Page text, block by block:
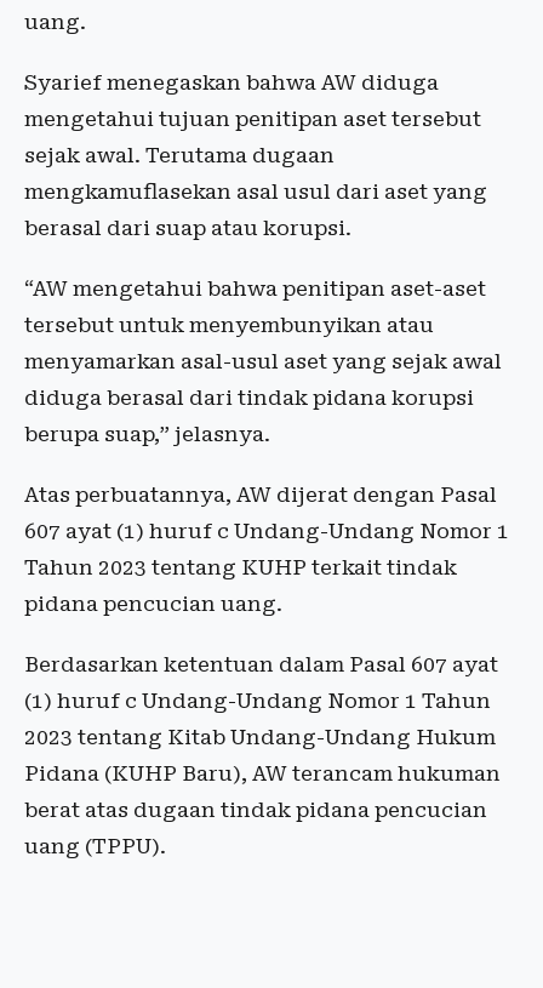
uang.
Syarief menegaskan bahwa AW diduga
mengetahui tujuan penitipan aset tersebut
sejak awal. Terutama dugaan
mengkamuflasekan asal usul dari aset yang
berasal dari suap atau korupsi.
“AW mengetahui bahwa penitipan aset-aset
tersebut untuk menyembunyikan atau
menyamarkan asal-usul aset yang sejak awal
diduga berasal dari tindak pidana korupsi
berupa suap,” jelasnya.
Atas perbuatannya, AW dijerat dengan Pasal
607 ayat (1) huruf c Undang-Undang Nomor 1
Tahun 2023 tentang KUHP terkait tindak
pidana pencucian uang.
Berdasarkan ketentuan dalam Pasal 607 ayat
(1) huruf c Undang-Undang Nomor 1 Tahun
2023 tentang Kitab Undang-Undang Hukum
Pidana (KUHP Baru), AW terancam hukuman
berat atas dugaan tindak pidana pencucian
uang (TPPU).